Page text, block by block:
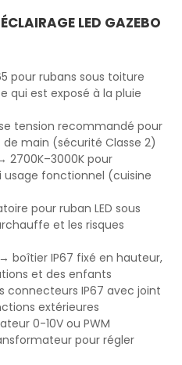
LED GAZEBO
pour rubans sous toiture
qui est exposé à la pluie
tension recommandé pour
main (sécurité Classe 2)
2700K–3000K pour
usage fonctionnel (cuisine
pour ruban LED sous
et les risques
boîtier IP67 fixé en hauteur,
et des enfants
connecteurs IP67 avec joint
extérieures
0-10V ou PWM
pour régler